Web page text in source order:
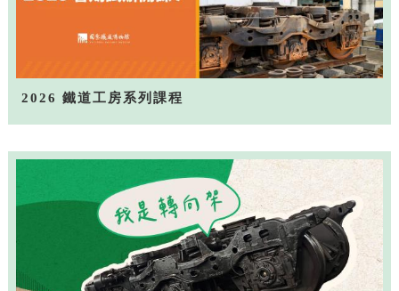
2026 鐵道工房系列課程